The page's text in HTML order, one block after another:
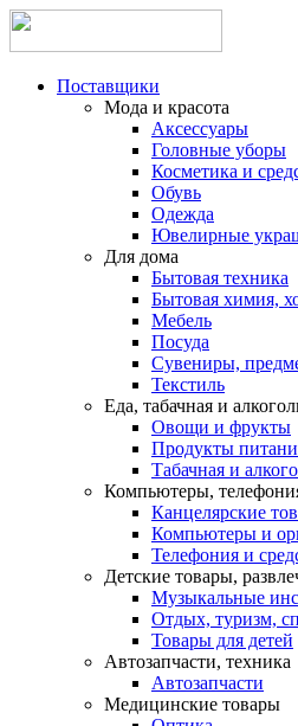
Поставщики
Мода и красота
Аксессуары
Головные уборы
Косметика и
Обувь
Одежда
Ювелирные
Для дома
Бытовая техника
Бытовая химия,
Мебель
Посуда
Сувениры,
Текстиль
Еда, табачная и
Овощи и фрукты
Продукты
Табачная и
Компьютеры,
Канцелярские
Компьютеры и
Телефония и
Детские товары,
Музыкальные
Отдых, туризм,
Товары для детей
Автозапчасти, техника
Автозапчасти
Медицинские товары